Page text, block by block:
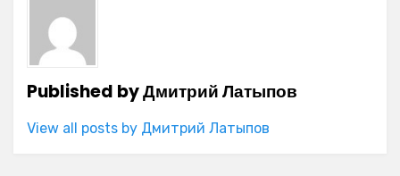
Published byДмитрий Латыпов
View all posts by Дмитрий Латыпов